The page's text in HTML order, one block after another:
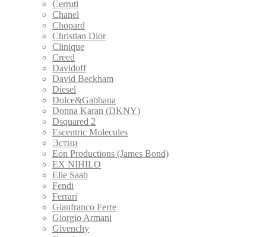
Cerruti
Chanel
Chopard
Christian Dior
Clinique
Creed
Davidoff
David Beckham
Diesel
Dolce&Gabbana
Donna Karan (DKNY)
Dsquared 2
Escentric Molecules
Эстии
Eon Productions (James Bond)
EX NIHILO
Elie Saab
Fendi
Ferrari
Gianfranco Ferre
Giorgio Armani
Givenchy